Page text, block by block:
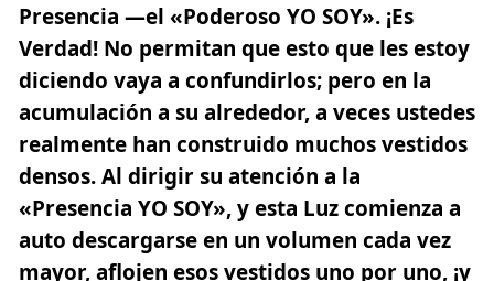
Presencia —el «Poderoso YO SOY». ¡Es
Verdad! No permitan que esto que les estoy
diciendo vaya a confundirlos; pero en la
acumulación a su alrededor, a veces ustedes
realmente han construido muchos vestidos
densos. Al dirigir su atención a la
«Presencia YO SOY», y esta Luz comienza a
auto descargarse en un volumen cada vez
mayor, aflojen esos vestidos uno por uno, ¡y